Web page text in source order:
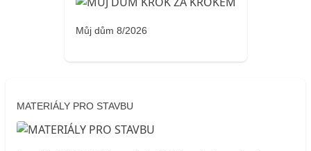
Můj dům 8/2026
MATERIÁLY PRO STAVBU